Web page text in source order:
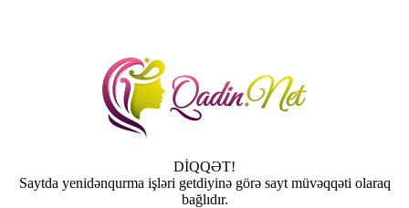
DİQQƏT!
Saytda yenidənqurma işləri getdiyinə görə sayt müvəqqəti olaraq
bağlıdır.